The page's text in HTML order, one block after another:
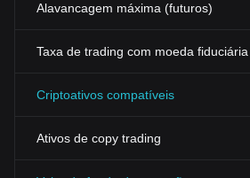
Alavancagem máxima (futuros)
Taxa de trading com moeda fiduciária
Criptoativos compatíveis
Ativos de copy trading